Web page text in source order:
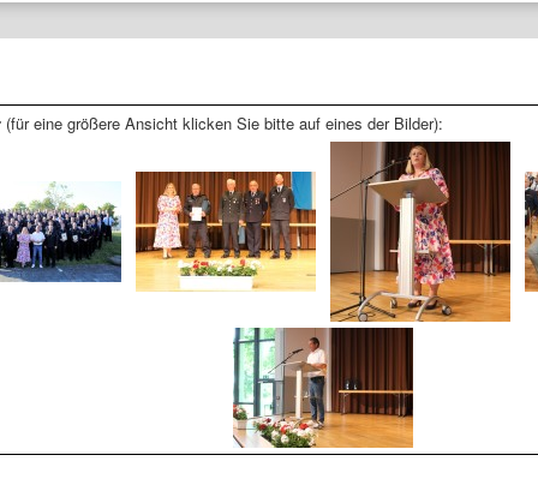
(für eine größere Ansicht klicken Sie bitte auf eines der Bilder):